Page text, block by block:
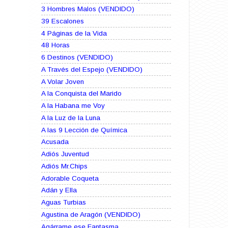
3 Hombres Malos (VENDIDO)
39 Escalones
4 Páginas de la Vida
48 Horas
6 Destinos (VENDIDO)
A Través del Espejo (VENDIDO)
A Volar Joven
A la Conquista del Marido
A la Habana me Voy
A la Luz de la Luna
A las 9 Lección de Química
Acusada
Adiós Juventud
Adiós Mr.Chips
Adorable Coqueta
Adán y Ella
Aguas Turbias
Agustina de Aragón (VENDIDO)